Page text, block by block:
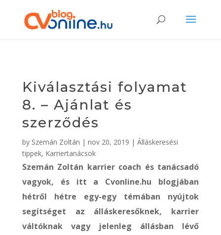
Kiválasztási folyamat
8. – Ajánlat és
szerződés
by Szemán Zoltán | nov 20, 2019 | Álláskeresési
tippek, Karriertanácsok
Szemán Zoltán karrier coach és tanácsadó
vagyok, és itt a Cvonline.hu blogjában
hétről hétre egy-egy témában nyújtok
segítséget az álláskeresőknek, karrier
váltóknak vagy jelenleg állásban lévő